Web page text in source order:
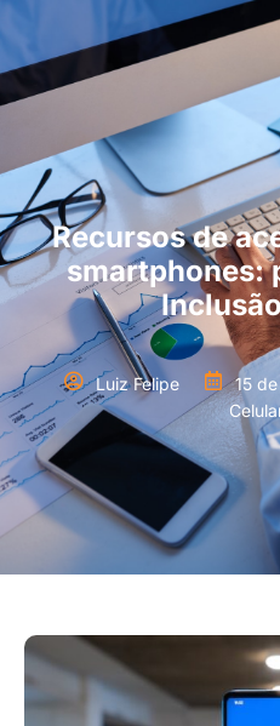
Recursos de
smartphones:
Luiz Felipe
15